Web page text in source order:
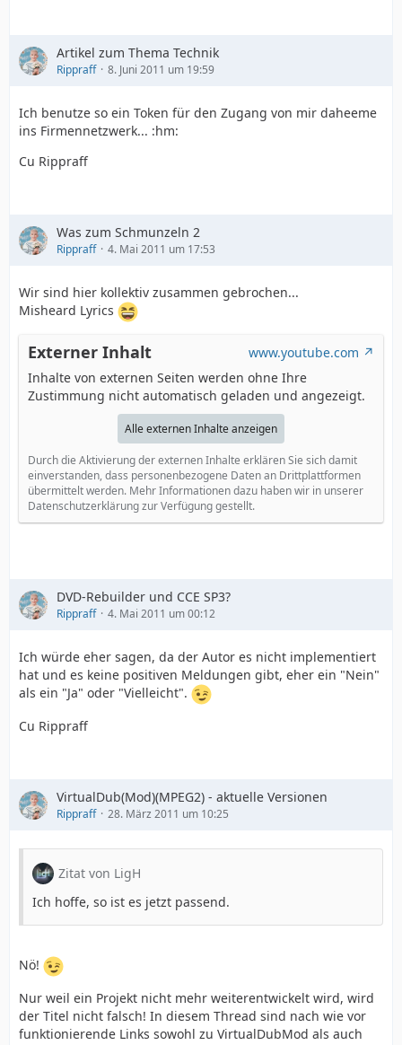
Artikel zum Thema Technik
Rippraff 8. Juni 2011 um 19:59
Ich benutze so ein Token für den Zugang von mir daheeme
ins Firmennetzwerk... :hm:
Cu Rippraff
Was zum Schmunzeln 2
Rippraff 4. Mai 2011 um 17:53
Wir sind hier kollektiv zusammen gebrochen...
Misheard Lyrics
Externer Inhalt
www.youtube.com
Inhalte von externen Seiten werden ohne Ihre
Zustimmung nicht automatisch geladen und angezeigt.
Alle externen Inhalte anzeigen
Durch die Aktivierung der externen Inhalte erklären Sie sich damit
einverstanden, dass personenbezogene Daten an Drittplattformen
übermittelt werden. Mehr Informationen dazu haben wir in unserer
Datenschutzerklärung zur Verfügung gestellt.
DVD-Rebuilder und CCE SP3?
Rippraff 4. Mai 2011 um 00:12
Ich würde eher sagen, da der Autor es nicht implementiert
hat und es keine positiven Meldungen gibt, eher ein "Nein"
als ein "Ja" oder "Vielleicht".
Cu Rippraff
VirtualDub(Mod)(MPEG2) - aktuelle Versionen
Rippraff 28. März 2011 um 10:25
Zitat von LigH
Ich hoffe, so ist es jetzt passend.
Nö!
Nur weil ein Projekt nicht mehr weiterentwickelt wird, wird
der Titel nicht falsch! In diesem Thread sind nach wie vor
funktionierende Links sowohl zu VirtualDubMod als auch